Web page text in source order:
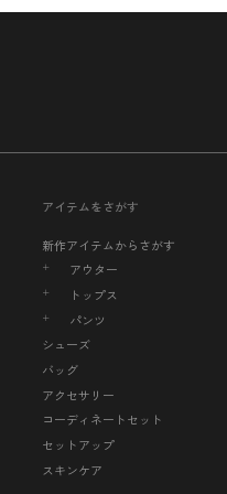
アイテムをさがす
新作アイテムからさがす
アウター
トップス
パンツ
シューズ
バッグ
アクセサリー
コーディネートセット
セットアップ
スキンケア